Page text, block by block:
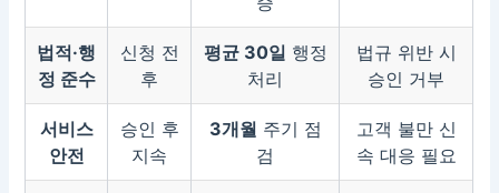
법적·행
정 준수
신청 전
후
평균 30일 행정
처리
법규 위반 시
승인 거부
서비스
안전
승인 후
지속
3개월 주기 점
검
고객 불만 신
속 대응 필요